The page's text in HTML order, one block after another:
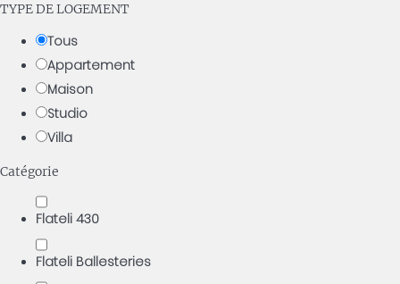
TYPE DE LOGEMENT
Tous
Appartement
Maison
Studio
Villa
Catégorie
Flateli 430
Flateli Ballesteries